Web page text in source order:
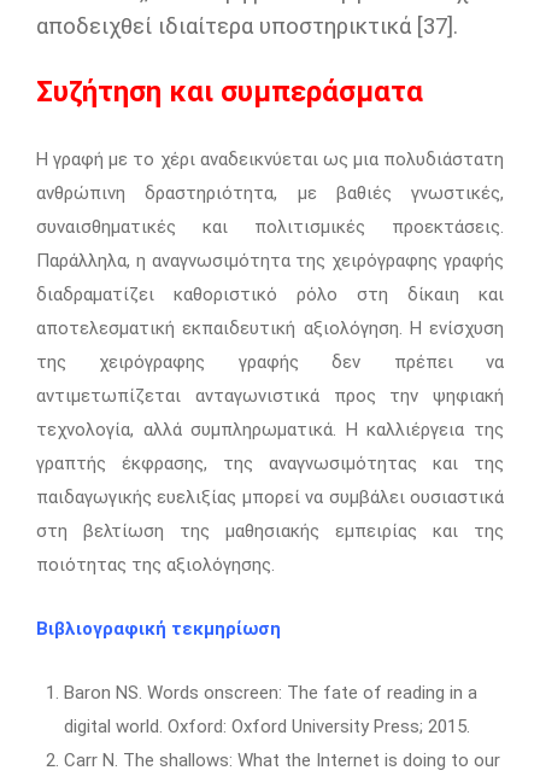
αποδειχθεί ιδιαίτερα υποστηρικτικά [37].
Συζήτηση και συμπεράσματα
Η γραφή με το χέρι αναδεικνύεται ως μια πολυδιάστατη
ανθρώπινη δραστηριότητα, με βαθιές γνωστικές,
συναισθηματικές και πολιτισμικές προεκτάσεις.
Παράλληλα, η αναγνωσιμότητα της χειρόγραφης γραφής
διαδραματίζει καθοριστικό ρόλο στη δίκαιη και
αποτελεσματική εκπαιδευτική αξιολόγηση. Η ενίσχυση
της χειρόγραφης γραφής δεν πρέπει να
αντιμετωπίζεται ανταγωνιστικά προς την ψηφιακή
τεχνολογία, αλλά συμπληρωματικά. Η καλλιέργεια της
γραπτής έκφρασης, της αναγνωσιμότητας και της
παιδαγωγικής ευελιξίας μπορεί να συμβάλει ουσιαστικά
στη βελτίωση της μαθησιακής εμπειρίας και της
ποιότητας της αξιολόγησης.
Βιβλιογραφική τεκμηρίωση
Baron NS. Words onscreen: The fate of reading in a
digital world. Oxford: Oxford University Press; 2015.
Carr N. The shallows: What the Internet is doing to our